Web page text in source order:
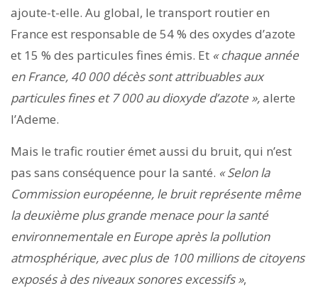
ajoute-t-elle. Au global, le transport routier en
France est responsable de 54 % des oxydes d’azote
et 15 % des particules fines émis. Et « chaque année
en France, 40 000 décès sont attribuables aux
particules fines et 7 000 au dioxyde d’azote »,alerte
l’Ademe.
Mais le trafic routier émet aussi du bruit, qui n’est
pas sans conséquence pour la santé. « Selon la
Commission européenne, le bruit représente même
la deuxième plus grande menace pour la santé
environnementale en Europe après la pollution
atmosphérique, avec plus de 100 millions de citoyens
exposés à des niveaux sonores excessifs »,